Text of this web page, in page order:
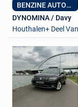
BENZINE AUTOMAAT
DYNOMINA / Davy
Houthalen+ Deel
in
Mijn
Nassim